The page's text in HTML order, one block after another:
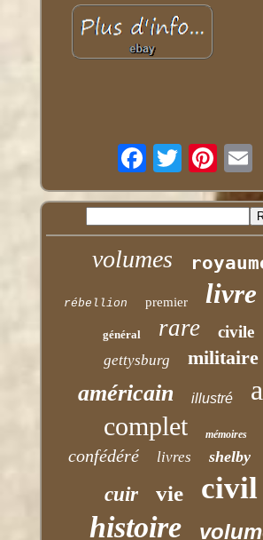
volumes
rébellion premier livre
général rare civile
gettysburg militaire
américain illustré
complet mémoires
confédéré livres shelby
cuir vie civil
histoire